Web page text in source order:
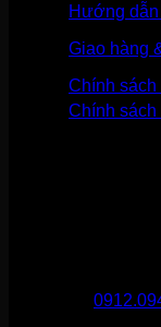
Hướng
Giao hàng
Chính sách
Chính sách